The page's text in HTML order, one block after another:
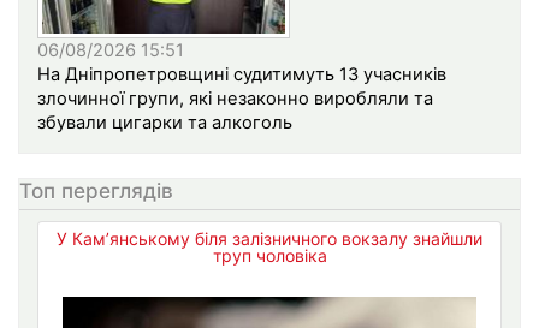
06/08/2026 15:51
На Дніпропетровщині судитимуть 13 учасників
злочинної групи, які незаконно виробляли та
збували цигарки та алкоголь
Топ переглядів
У Кам’янському біля залізничного вокзалу знайшли
труп чоловіка